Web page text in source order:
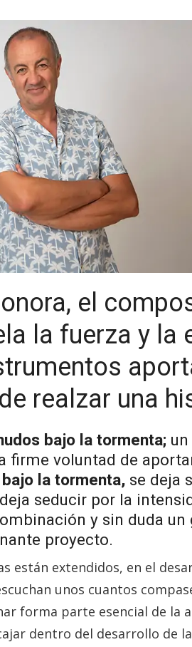
el
la fuerza y la
realzar una
bajo la tormenta;
firme voluntad de
la tormenta, se deja
seducir por la
y sin duda un
proyecto.
están extendidos, en el
unos cuantos
forma parte esencial de la
dentro del desarrollo de